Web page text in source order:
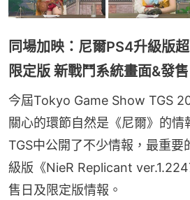
同場加映：尼爾PS4升級版
限定版 新戰鬥系統畫面&發
今屆Tokyo Game Show TGS
關心的環節自然是《尼爾》的情
TGS中公開了不少情報，最重要
級版《NieR Replicant
售日及限定版情報。